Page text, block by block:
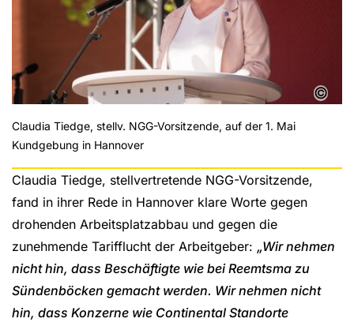
Claudia Tiedge, stellv. NGG-Vorsitzende, auf der 1. Mai
Kundgebung in Hannover
©
Claudia Tiedge, stellvertretende NGG-Vorsitzende,
fand in ihrer Rede in Hannover klare Worte gegen
drohenden Arbeitsplatzabbau und gegen die
zunehmende Tarifflucht der Arbeitgeber: „Wir nehmen
nicht hin, dass Beschäftigte wie bei Reemtsma zu
Sündenböcken gemacht werden. Wir nehmen nicht
hin, dass Konzerne wie Continental Standorte